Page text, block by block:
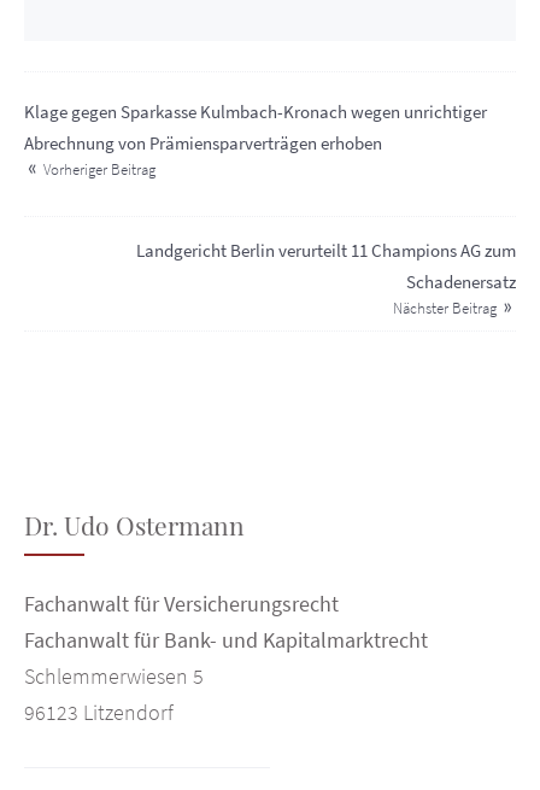
Klage gegen Sparkasse Kulmbach-Kronach wegen unrichtiger
Abrechnung von Prämiensparverträgen erhoben
Vorheriger Beitrag
Landgericht Berlin verurteilt 11 Champions AG zum
Schadenersatz
Nächster Beitrag
Dr. Udo Ostermann
Fachanwalt für Versicherungsrecht
Fachanwalt für Bank- und Kapitalmarktrecht
Schlemmerwiesen 5
96123 Litzendorf